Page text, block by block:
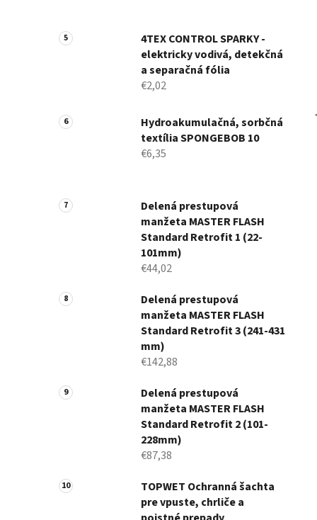
4TEX CONTROL SPARKY -
elektricky vodivá, detekčná
a separačná fólia
€2,02
Hydroakumulačná, sorbčná
textília SPONGEBOB 10
€6,35
Delená prestupová
manžeta MASTER FLASH
Standard Retrofit 1 (22-
101mm)
€44,02
Delená prestupová
manžeta MASTER FLASH
Standard Retrofit 3 (241-431
mm)
€142,88
Delená prestupová
manžeta MASTER FLASH
Standard Retrofit 2 (101-
228mm)
€87,38
TOPWET Ochranná šachta
pre vpuste, chrliče a